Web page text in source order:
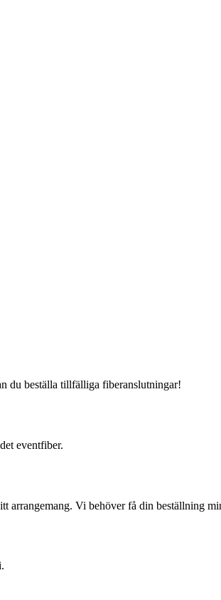
du beställa tillfälliga fiberanslutningar!
eventfiber.
Vi behöver få din beställning